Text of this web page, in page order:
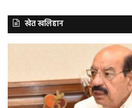
खेत खलिहान